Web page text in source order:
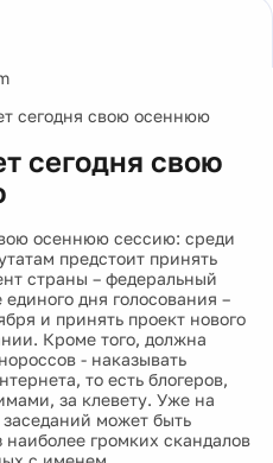
сегодня свою осеннюю
сегодня свою
осеннюю сессию: среди
предстоит принять
страны – федеральный
дня голосования –
и принять проект нового
Кроме того, должна
- наказывать
то есть блогеров,
за клевету. Уже на
может быть
наиболее громких скандалов